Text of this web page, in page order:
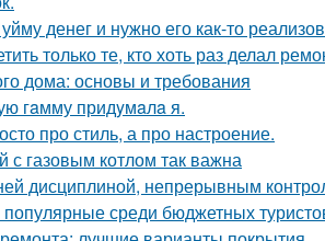
денег и нужно его как-то
только те, кто хоть раз делал
дома: основы и требования
гaмму придyмaлa я.
про стиль, а про настроение.
с газовым котлом так важна
дисциплиной, непрерывным
среди бюджетных